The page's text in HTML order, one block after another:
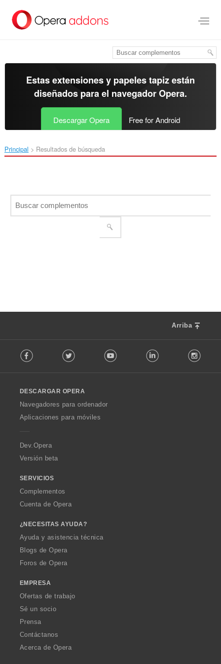
contenido
Estas extensiones y papeles tapiz están
diseñados para el navegador Opera.
Descargar Opera Free for Android
Principal Resultados de búsqueda
Arriba
o
w
O
p
a
Facebook Twitter Youtube LinkedIn
DESCARGAR OPERA
Navegadores para ordenador
Aplicaciones para móviles
Dev.Opera
Versión beta
SERVICIOS
Complementos
Cuenta de Opera
¿NECESITAS AYUDA?
Ayuda y asistencia técnica
Blogs de Opera
Foros de Opera
EMPRESA
Ofertas de trabajo
Sé un socio
Prensa
Contáctanos
Acerca de Opera